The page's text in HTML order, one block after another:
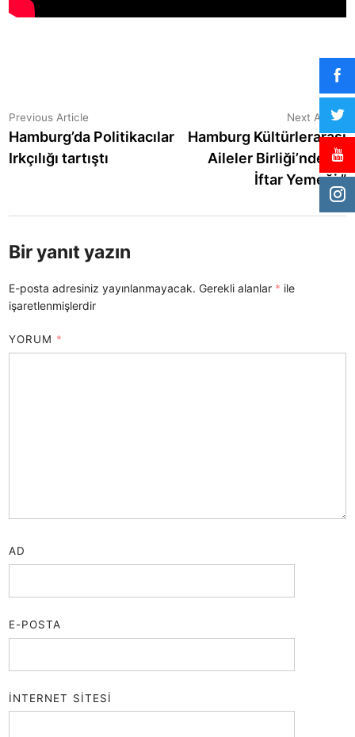
Yazı
gezinmesi
Previous Article
article:
Hamburg’da Politikacılar
Irkçılığı tartıştı
Next Article
Hamburg Kültürlerarası
Aileler Birliği’nden, ”
İftar Yemeği ”
Bir yanıt yazın
E-posta adresiniz yayınlanmayacak. Gerekli alanlar * ile
işaretlenmişlerdir
YORUM *
AD
E-POSTA
İNTERNET SITESI